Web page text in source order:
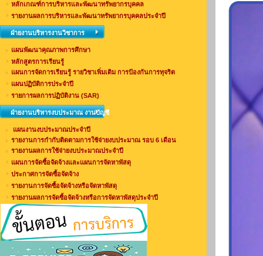
หลักเกณฑ์การบริหารและพัฒนาทรัพยากรบุคคล
รายงานผลการบริหารและพัฒนาทรัพยากรบุคคลประจำปี
ฝ่ายงานบริหารงานวิชาการ
แผนพัฒนาคุณภาพการศึกษา
หลักสูตรการเรียนรู้
แผนการจัดการเรียนรู้ รายวิชาเพิ่มเติม การป้องกันการทุจริต
แผนปฏิบัติการประจำปี
รายการผลการปฏิบัติงาน (SAR)
ฝ่ายงานบริหารงบประมาณ งานบัญชี
แผนงานงบประมาณประจำปี
รายงานการกำกับติดตามการใช้จ่ายงบประมาณ รอบ 6 เดือน
รายงานผลการใช้จ่ายงบประมาณประจำปี
แผนการจัดซื้อจัดจ้างและแผนการจัดหาพัสดุ
ประกาศการจัดซื้อจัดจ้าง
รายงานการจัดซื้อจัดจ้างหรือจัดหาพัสดุ
รายงานผลการจัดซื้อจัดจ้างหรือการจัดหาพัสดุประจำปี